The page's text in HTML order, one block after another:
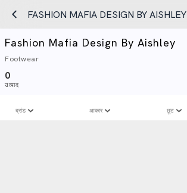
FASHION MAFIA DESIGN BY AISHLEY
Fashion Mafia Design By Aishley
Footwear
0
उत्पाद
ब्रांड आकार छूट